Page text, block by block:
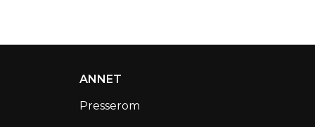
ANNET
Presserom